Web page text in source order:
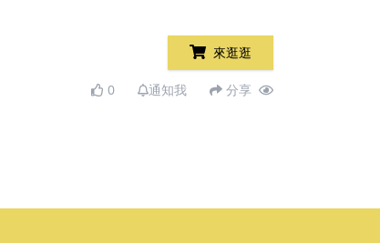
來逛逛
0 通知我 分享